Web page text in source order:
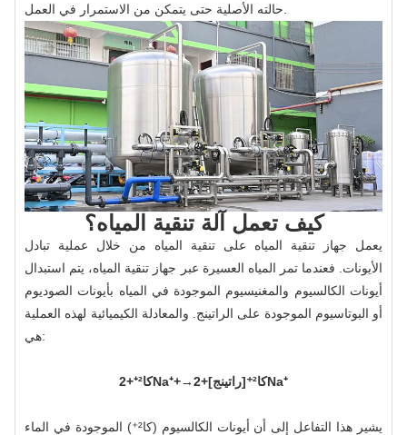
كيف تعمل آلة تنقية المياه؟
يعمل جهاز تنقية المياه على تنقية المياه من خلال عملية تبادل
الأيونات. فعندما تمر المياه العسيرة عبر جهاز تنقية المياه، يتم استبدال
أيونات الكالسيوم والمغنيسيوم الموجودة في المياه بأيونات الصوديوم
أو البوتاسيوم الموجودة على الراتينج. والمعادلة الكيميائية لهذه العملية
هي:
كا²⁺+2Na⁺+→كا²⁺[راتينج]+2Na⁺
يشير هذا التفاعل إلى أن أيونات الكالسيوم (كا²⁺) الموجودة في الماء